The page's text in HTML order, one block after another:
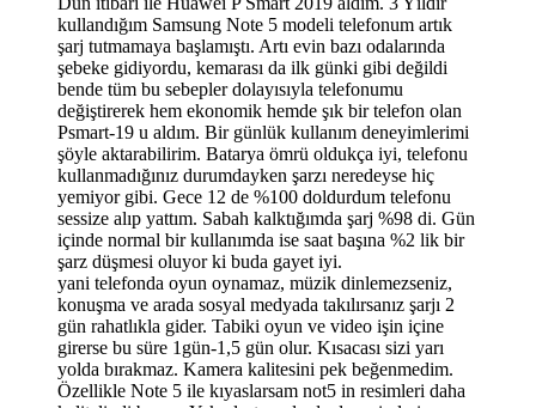
kullandığım Samsung Note 5 modeli telefonum artık
şarj tutmamaya başlamıştı. Artı evin bazı odalarında
şebeke gidiyordu, kemarası da ilk günki gibi değildi
bende tüm bu sebepler dolayısıyla telefonumu
değiştirerek hem ekonomik hemde şık bir telefon olan
Psmart-19 u aldım. Bir günlük kullanım deneyimlerimi
şöyle aktarabilirim. Batarya ömrü oldukça iyi, telefonu
kullanmadığınız durumdayken şarzı neredeyse hiç
yemiyor gibi. Gece 12 de %100 doldurdum telefonu
sessize alıp yattım. Sabah kalktığımda şarj %98 di. Gün
içinde normal bir kullanımda ise saat başına %2 lik bir
şarz düşmesi oluyor ki buda gayet iyi.
yani telefonda oyun oynamaz, müzik dinlemezseniz,
konuşma ve arada sosyal medyada takılırsanız şarjı 2
gün rahatlıkla gider. Tabiki oyun ve video işin içine
girerse bu süre 1gün-1,5 gün olur. Kısacası sizi yarı
yolda bırakmaz. Kamera kalitesini pek beğenmedim.
Özellikle Note 5 ile kıyaslarsam not5 in resimleri daha